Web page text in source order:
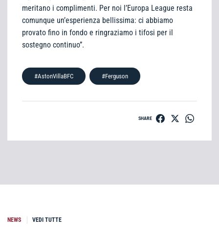
meritano i complimenti. Per noi l’Europa League resta
comunque un’esperienza bellissima: ci abbiamo
provato fino in fondo e ringraziamo i tifosi per il
sostegno continuo”.
#AstonVillaBFC #Ferguson
SHARE
NEWS VEDI TUTTE